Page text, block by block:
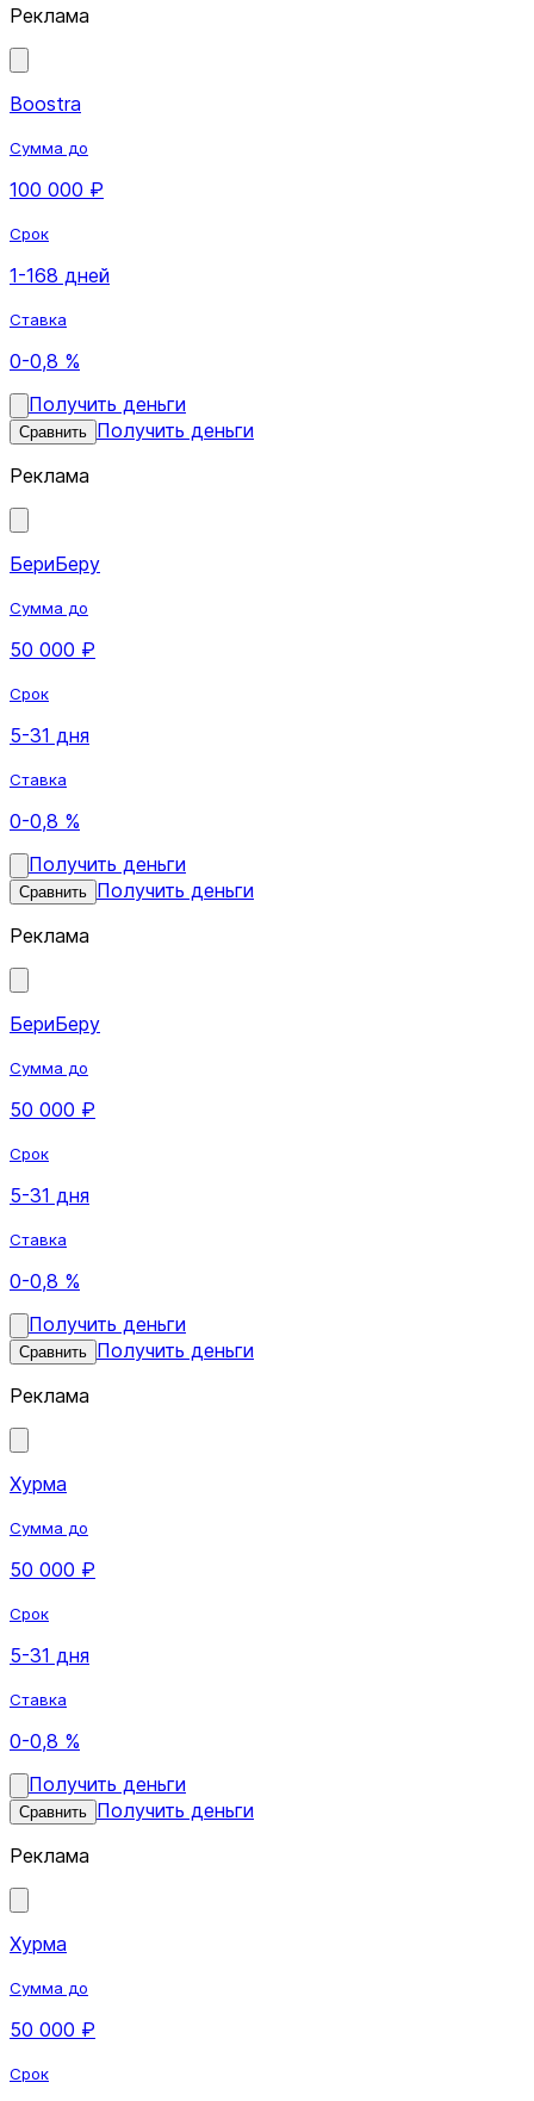
Реклама
Boostra
Сумма до
100 000 ₽
Срок
1-168 дней
Ставка
0-0,8 %
Получить деньги
Сравнить Получить деньги
Реклама
БериБеру
Сумма до
50 000 ₽
Срок
5-31 дня
Ставка
0-0,8 %
Получить деньги
Сравнить Получить деньги
Реклама
БериБеру
Сумма до
50 000 ₽
Срок
5-31 дня
Ставка
0-0,8 %
Получить деньги
Сравнить Получить деньги
Реклама
Хурма
Сумма до
50 000 ₽
Срок
5-31 дня
Ставка
0-0,8 %
Получить деньги
Сравнить Получить деньги
Реклама
Хурма
Сумма до
50 000 ₽
Срок